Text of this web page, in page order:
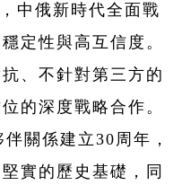
中俄新時代全面戰
定性與高互信度。
、不針對第三方的
的深度戰略合作。
關係建立30周年，
實的歷史基礎，同